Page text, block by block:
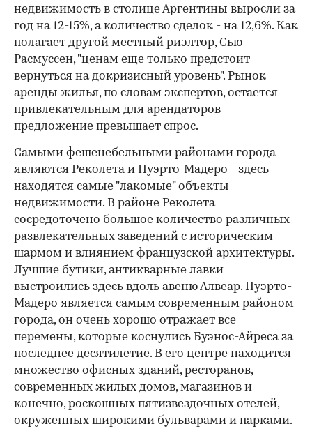
недвижимость в столице Аргентины выросли за
год на 12-15%, а количество сделок - на 12,6%. Как
полагает другой местный риэлтор, Сью
Расмуссен, "ценам еще только предстоит
вернуться на докризисный уровень". Рынок
аренды жилья, по словам экспертов, остается
привлекательным для арендаторов -
предложение превышает спрос.
Самыми фешенебельными районами города
являются Реколета и Пуэрто-Мадеро - здесь
находятся самые "лакомые" объекты
недвижимости. В районе Реколета
сосредоточено большое количество различных
развлекательных заведений с историческим
шармом и влиянием французской архитектуры.
Лучшие бутики, антикварные лавки
выстроились здесь вдоль авеню Алвеар. Пуэрто-
Мадеро является самым современным районом
города, он очень хорошо отражает все
перемены, которые коснулись Буэнос-Айреса за
последнее десятилетие. В его центре находится
множество офисных зданий, ресторанов,
современных жилых домов, магазинов и
конечно, роскошных пятизвездочных отелей,
окруженных широкими бульварами и парками.